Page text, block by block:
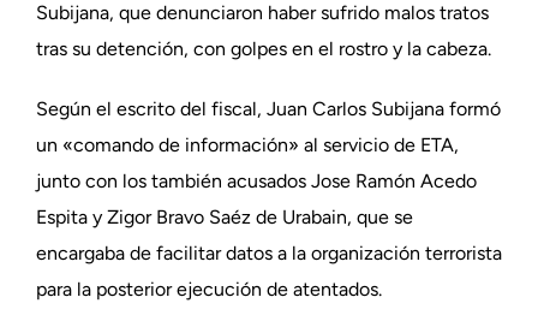
Subijana, que denunciaron haber sufrido malos tratos
tras su detención, con golpes en el rostro y la cabeza.
Según el escrito del fiscal, Juan Carlos Subijana formó
un «comando de información» al servicio de ETA,
junto con los también acusados Jose Ramón Acedo
Espita y Zigor Bravo Saéz de Urabain, que se
encargaba de facilitar datos a la organización terrorista
para la posterior ejecución de atentados.